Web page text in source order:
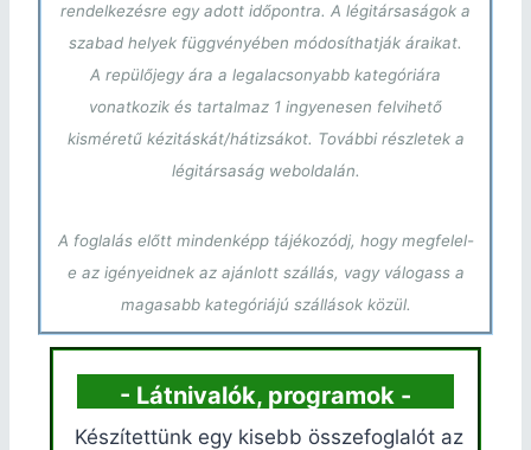
rendelkezésre egy adott időpontra. A légitársaságok a
szabad helyek függvényében módosíthatják áraikat.
A repülőjegy ára a legalacsonyabb kategóriára
vonatkozik és tartalmaz 1 ingyenesen felvihető
kisméretű kézitáskát/hátizsákot. További részletek a
légitársaság weboldalán.
A foglalás előtt mindenképp tájékozódj, hogy megfelel-
e az igényeidnek az ajánlott szállás, vagy válogass a
magasabb kategóriájú szállások közül.
- Látnivalók, programok -
Készítettünk egy kisebb összefoglalót az